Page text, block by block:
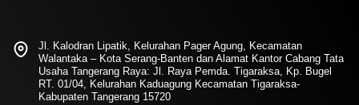
Jl. Kalodran Lipatik, Kelurahan Pager Agung, Kecamatan
Walantaka – Kota Serang-Banten dan Alamat Kantor Cabang Tata
Usaha Tangerang Raya: Jl. Raya Pemda. Tigaraksa, Kp. Bugel
RT. 01/04, Kelurahan Kaduagung Kecamatan Tigaraksa-
Kabupaten Tangerang 15720